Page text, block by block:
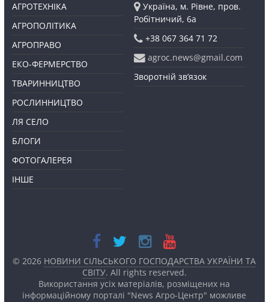
АГРОТЕХНІКА
АГРОПОЛІТИКА
АГРОПРАВО
ЕКО-ФЕРМЕРСТВО
ТВАРИННИЦТВО
РОСЛИННИЦТВО
ЛЯ СЕЛО
БЛОГИ
ФОТОГАЛЕРЕЯ
ІНШЕ
Україна, м. Рівне, пров.
Робітничий, 6а
+38 067 364 71 72
agroc.news@gmail.com
Зворотній зв’язок
© 2026 НОВИНИ СІЛЬСЬКОГО ГОСПОДАРСТВА УКРАЇНИ ТА
СВІТУ. All rights reserved.
Використання усіх матеріалів, розміщених на
інформаційному порталі "News Агро-Центр" можливе